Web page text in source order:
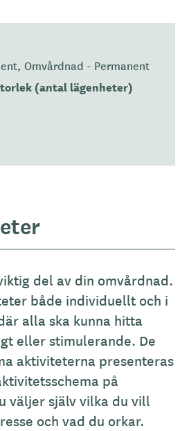
Omvårdnad - Permanent
(antal lägenheter)
del av din omvårdnad.
både individuellt och i
alla ska kunna hitta
eller stimulerande. De
aktiviteterna presenteras
på
väljer själv vilka du vill
och vad du orkar.